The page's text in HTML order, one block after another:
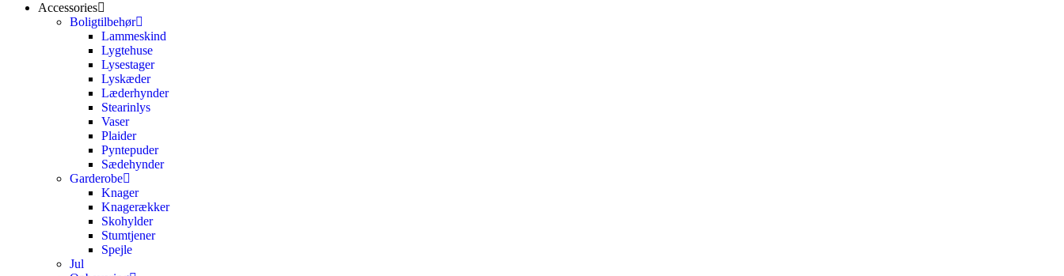
Accessories
Boligtilbehør
Lammeskind
Lygtehuse
Lysestager
Lyskæder
Læderhynder
Stearinlys
Vaser
Plaider
Pyntepuder
Sædehynder
Garderobe
Knager
Knagerækker
Skohylder
Stumtjener
Spejle
Jul